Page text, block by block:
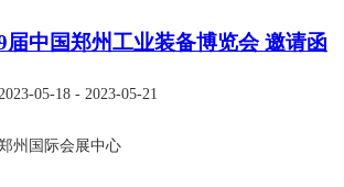
届中国郑州工业装备博览会 邀请函
2023-05-18 - 2023-05-21
州国际会展中心